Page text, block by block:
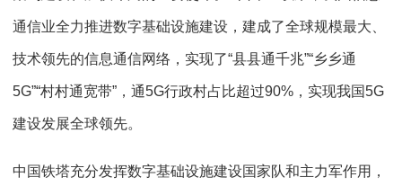
通信业全力推进数字基础设施建设，建成了全球规模最大、
技术领先的信息通信网络，实现了“县县通千兆”“乡乡通
5G”“村村通宽带”，通5G行政村占比超过90%，实现我国5G
建设发展全球领先。
中国铁塔充分发挥数字基础设施建设国家队和主力军作用，